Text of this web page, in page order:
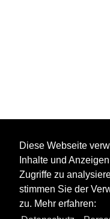
Diese Webseite
Inhalte und
Zugriffe zu
stimmen Sie der
zu. Mehr erfahren: